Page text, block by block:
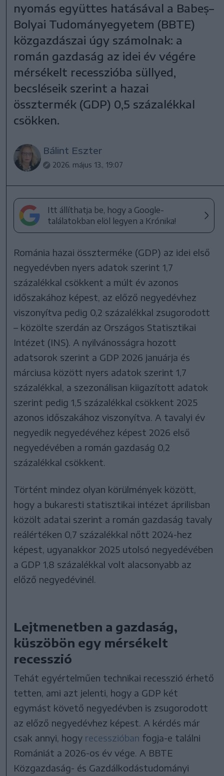
nyomás együttes hatásával a Babeș–
Bolyai Tudományegyetem (BBTE)
közgazdászai úgy számolnak: a
román gazdaság az idei év végére
mérsékelt recesszióba süllyed,
becsléseik szerint a hazai
össztermék (GDP) 0,5 százalékkal
csökken.
Bálint Eszter
2026. május 13., 19:07
Itt állíthatja be, hogy a Google-
találatokban elöl legyen a Krónika!
Románia hazai összterméke (GDP) az idei első
negyedévben nyers adatok szerint 1,7
százalékkal csökkent a múlt év azonos
időszakához képest, az előző negyedévhez
viszonyítva pedig 0,2 százalékkal zsugorodott
– közölte szerdán az Országos Statisztikai
Intézet (INS). A nyilvánosságra hozott
adatsorok szerint a GDP 2026 januárja és
márciusa között nyers adatok szerint 1,7
százalékkal, a szezonálisan kiigazított adatok
szerint pedig 1,5 százalékkal csökkent 2025
azonos időszakához viszonyítva. A tavalyi év
negyedik negyedévéhez képest 2026 első
negyedévében a román gazdaság 0,2
százalékkal csökkent.
Történt mindez olyan körülmények között,
hogy a bukaresti statisztikai intézet áprilisban
közölt adatai szerint a román gazdaság tavaly
reálértéken 0,7 százalékkal nőtt 2024-hez
képest, ugyanakkor 2025 utolsó negyedévében
a GDP 1,8 százalékkal volt alacsonyabb az
előző negyedévinél.
Lejtmenetben a gazdaság,
küszöbön egy mérsékelt
recesszió
Tehát egyértelműen technikai recesszió érhető
tetten, ami azt jelenti, hogy a GDP két
egymást követő negyedévben is zsugorodott
az előző negyedévhez képest. A kérdés már
csak annyi, hogy recesszióban fogja-e találni
Romániát a 2026-os év vége. A BBTE
Közgazdaság- és Gazdálkodástudományi